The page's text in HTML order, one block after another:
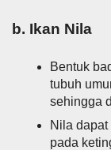
b. Ikan Nila
Bentuk
tubuh
sehingga
Nila
pada